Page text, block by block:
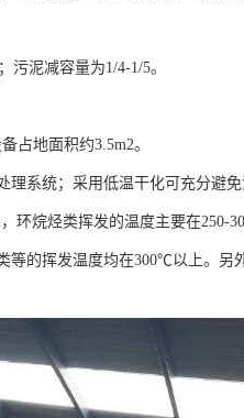
污泥减容量为1/4-1/5。
占地面积约3.5m2。
系统；采用低温干化可充分避
烷烃类挥发的温度主要在250-
等的挥发温度均在300℃以上。另